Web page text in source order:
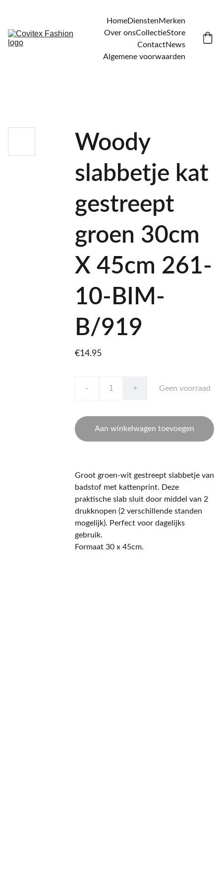
HomeDienstenMerken
Over onsCollectieStore
ContactNews
Algemene voorwaarden
Woody
slabbetje kat
gestreept
groen 30cm
X 45cm 261-
10-BIM-
B/919
€14.95
- + Geen voorraad
Aan winkelwagen toevoegen
Groot groen-wit gestreept slabbetje van
badstof met kattenprint. Deze
praktische slab sluit door middel van 2
drukknopen (2 verschillende standen
mogelijk). Perfect voor dagelijks
gebruik.
Formaat 30 x 45cm.